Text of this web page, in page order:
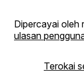
Dipercayai oleh
ulasan
Terokai